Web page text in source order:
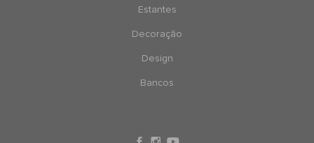
Estantes
Decoração
Design
Bancos